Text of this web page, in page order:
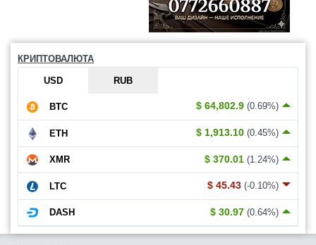
КРИПТОВАЛЮТА
USD RUB
$ 64,802.9 (0.69%)
BTC
$ 1,913.10 (0.45%)
ETH
$ 370.01 (1.24%)
XMR
$ 45.43 (-0.10%)
LTC
$ 30.97 (0.64%)
DASH